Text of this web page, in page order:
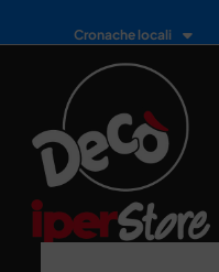
Cronache locali